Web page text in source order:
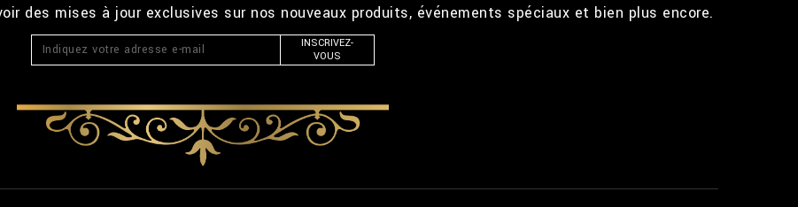
des mises à jour exclusives sur nos nouveaux produits, événements spéciaux et bien plus encore.
INSCRIVEZ-
VOUS